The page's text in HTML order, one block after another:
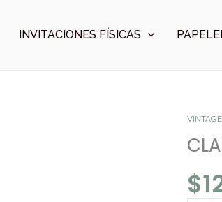
INVITACIONES FÍSICAS
$
Y